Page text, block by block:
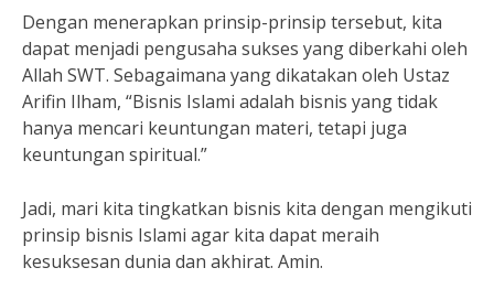
Dengan menerapkan prinsip-prinsip tersebut, kita
dapat menjadi pengusaha sukses yang diberkahi oleh
Allah SWT. Sebagaimana yang dikatakan oleh Ustaz
Arifin Ilham, “Bisnis Islami adalah bisnis yang tidak
hanya mencari keuntungan materi, tetapi juga
keuntungan spiritual.”
Jadi, mari kita tingkatkan bisnis kita dengan mengikuti
prinsip bisnis Islami agar kita dapat meraih
kesuksesan dunia dan akhirat. Amin.